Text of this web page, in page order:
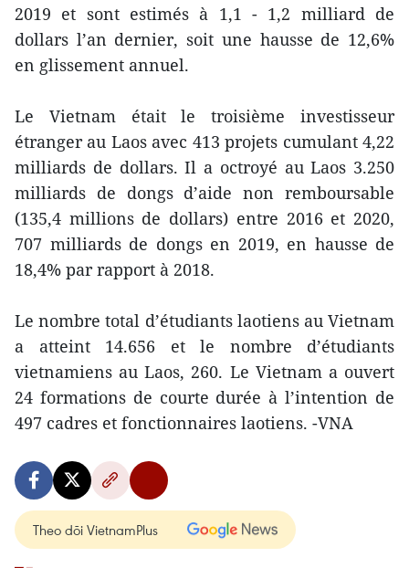
2019 et sont estimés à 1,1 - 1,2 milliard de
dollars l’an dernier, soit une hausse de 12,6%
en glissement annuel.
Le Vietnam était le troisième investisseur
étranger au Laos avec 413 projets cumulant 4,22
milliards de dollars. Il a octroyé au Laos 3.250
milliards de dongs d’aide non remboursable
(135,4 millions de dollars) entre 2016 et 2020,
707 milliards de dongs en 2019, en hausse de
18,4% par rapport à 2018.
Le nombre total d’étudiants laotiens au Vietnam
a atteint 14.656 et le nombre d’étudiants
vietnamiens au Laos, 260. Le Vietnam a ouvert
24 formations de courte durée à l’intention de
497 cadres et fonctionnaires laotiens. -VNA
Theo dõi VietnamPlus